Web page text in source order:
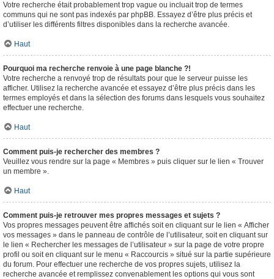
Votre recherche était probablement trop vague ou incluait trop de termes
communs qui ne sont pas indexés par phpBB. Essayez d’être plus précis et
d’utiliser les différents filtres disponibles dans la recherche avancée.
Haut
Pourquoi ma recherche renvoie à une page blanche ?!
Votre recherche a renvoyé trop de résultats pour que le serveur puisse les
afficher. Utilisez la recherche avancée et essayez d’être plus précis dans les
termes employés et dans la sélection des forums dans lesquels vous souhaitez
effectuer une recherche.
Haut
Comment puis-je rechercher des membres ?
Veuillez vous rendre sur la page « Membres » puis cliquer sur le lien « Trouver
un membre ».
Haut
Comment puis-je retrouver mes propres messages et sujets ?
Vos propres messages peuvent être affichés soit en cliquant sur le lien « Afficher
vos messages » dans le panneau de contrôle de l’utilisateur, soit en cliquant sur
le lien « Rechercher les messages de l’utilisateur » sur la page de votre propre
profil ou soit en cliquant sur le menu « Raccourcis » situé sur la partie supérieure
du forum. Pour effectuer une recherche de vos propres sujets, utilisez la
recherche avancée et remplissez convenablement les options qui vous sont